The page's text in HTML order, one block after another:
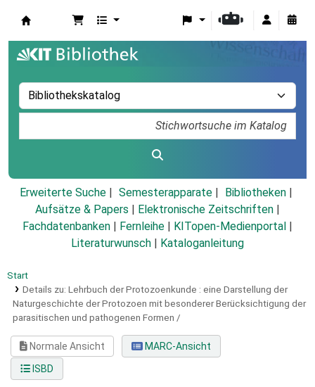
Erweiterte Suche Semesterapparate
Bibliotheken
Aufsätze & Papers
Elektronische Zeitschriften
Fachdatenbanken
Fernleihe KITopen-Medienportal
Literaturwunsch
Kataloganleitung
Start
Details zu: Lehrbuch der Protozoenkunde : eine Darstellung der
Naturgeschichte der Protozoen mit besonderer Berücksichtigung der
parasitischen und pathogenen Formen /
Normale Ansicht
MARC-Ansicht
ISBD